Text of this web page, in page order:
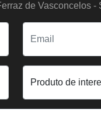
de Vasconcelos